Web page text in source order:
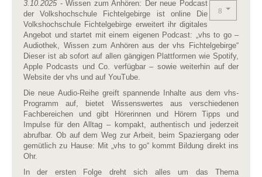
3.10.2025 - Wissen zum Anhören: Der neue Podcast
der Volkshochschule Fichtelgebirge ist online Die
Volkshochschule Fichtelgebirge erweitert ihr digitales
Angebot und startet mit einem eigenen Podcast: „vhs to go –
Audiothek, Wissen zum Anhören aus der vhs Fichtelgebirge“
Dieser ist ab sofort auf allen gängigen Plattformen wie Spotify,
Apple Podcasts und Co. verfügbar – sowie weiterhin auf der
Website der vhs und auf YouTube.
Die neue Audio-Reihe greift spannende Inhalte aus dem vhs-
Programm auf, bietet Wissenswertes aus verschiedenen
Fachbereichen und gibt Hörerinnen und Hörern Tipps und
Impulse für den Alltag – kompakt, authentisch und jederzeit
abrufbar. Ob auf dem Weg zur Arbeit, beim Spaziergang oder
gemütlich zu Hause: Mit „vhs to go“ kommt Bildung direkt ins
Ohr.
In der ersten Folge dreht sich alles um das Thema